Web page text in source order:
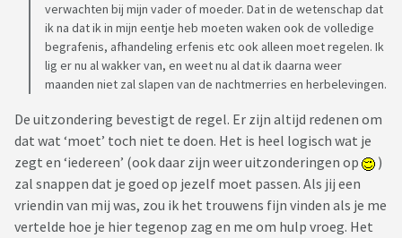
verwachten bij mijn vader of moeder. Dat in de wetenschap dat
ik na dat ik in mijn eentje heb moeten waken ook de volledige
begrafenis, afhandeling erfenis etc ook alleen moet regelen. Ik
lig er nu al wakker van, en weet nu al dat ik daarna weer
maanden niet zal slapen van de nachtmerries en herbelevingen.
De uitzondering bevestigt de regel. Er zijn altijd redenen om
dat wat ‘moet’ toch niet te doen. Het is heel logisch wat je
zegt en ‘iedereen’ (ook daar zijn weer uitzonderingen op
)
zal snappen dat je goed op jezelf moet passen. Als jij een
vriendin van mij was, zou ik het trouwens fijn vinden als je me
vertelde hoe je hier tegenop zag en me om hulp vroeg. Het